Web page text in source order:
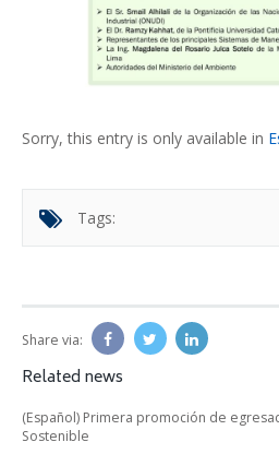
Sorry, this entry is only available in
Tags:
Share via:
Related news
(Español) Primera promoción de
Sostenible